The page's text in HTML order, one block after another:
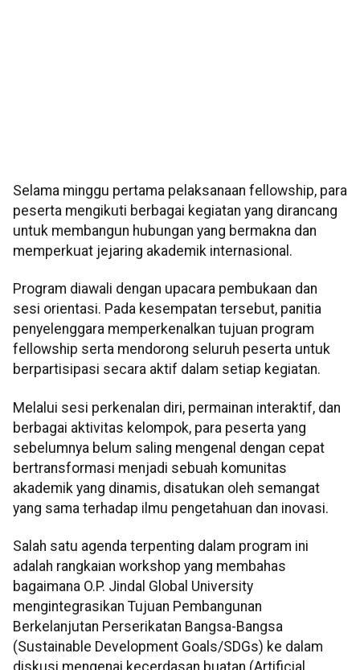
Selama minggu pertama pelaksanaan fellowship, para
peserta mengikuti berbagai kegiatan yang dirancang
untuk membangun hubungan yang bermakna dan
memperkuat jejaring akademik internasional.
Program diawali dengan upacara pembukaan dan
sesi orientasi. Pada kesempatan tersebut, panitia
penyelenggara memperkenalkan tujuan program
fellowship serta mendorong seluruh peserta untuk
berpartisipasi secara aktif dalam setiap kegiatan.
Melalui sesi perkenalan diri, permainan interaktif, dan
berbagai aktivitas kelompok, para peserta yang
sebelumnya belum saling mengenal dengan cepat
bertransformasi menjadi sebuah komunitas
akademik yang dinamis, disatukan oleh semangat
yang sama terhadap ilmu pengetahuan dan inovasi.
Salah satu agenda terpenting dalam program ini
adalah rangkaian workshop yang membahas
bagaimana O.P. Jindal Global University
mengintegrasikan Tujuan Pembangunan
Berkelanjutan Perserikatan Bangsa-Bangsa
(Sustainable Development Goals/SDGs) ke dalam